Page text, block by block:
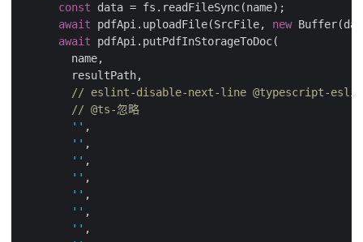
const data = fs.readFileSync(name);
await pdfApi.uploadFile(SrcFile, new
await pdfApi.putPdfInStorageToDoc(
        name,
        resultPath,
// eslint-disable-next-line @typescript-
// @ts-忽略
'' ,
'' ,
'' ,
'' ,
'' ,
'' ,
'' ,